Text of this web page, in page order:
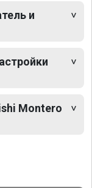
и
Montero